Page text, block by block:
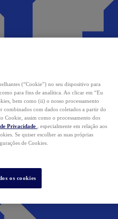
(“Cookie”) no seu dispositivo para
para fins de analítica. Ao clicar em “Eu
bem como (ii) o nosso processamento
combinados com dados coletados a partir do
Cookie, assim como o processamento dos
Privacidade
, especialmente em relação aos
Se quiser escolher as suas próprias
de Cookies.
os cookies